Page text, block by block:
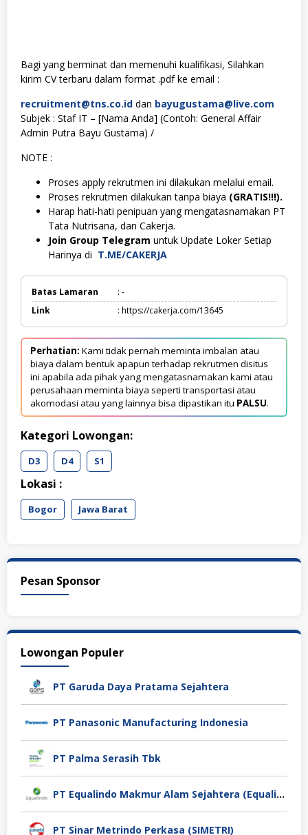
Bagi yang berminat dan memenuhi kualifikasi, Silahkan
kirim CV terbaru dalam format .pdf ke email :
recruitment@tns.co.id dan bayugustama@live.com
Subjek : Staf IT – [Nama Anda] (Contoh: General Affair
Admin Putra Bayu Gustama) /
NOTE :
Proses apply rekrutmen ini dilakukan melalui email.
Proses rekrutmen dilakukan tanpa biaya (GRATIS!!!).
Harap hati-hati penipuan yang mengatasnamakan PT
Tata Nutrisana, dan Cakerja.
Join Group Telegram untuk Update Loker Setiap
Harinya di T.ME/CAKERJA
Batas Lamaran
: -
Link
: https://cakerja.com/13645
Perhatian: Kami tidak pernah meminta imbalan atau
biaya dalam bentuk apapun terhadap rekrutmen disitus
ini apabila ada pihak yang mengatasnamakan kami atau
perusahaan meminta biaya seperti transportasi atau
akomodasi atau yang lainnya bisa dipastikan itu PALSU.
Kategori Lowongan:
D3 D4 S1
Lokasi :
Bogor Jawa Barat
Pesan Sponsor
Lowongan Populer
PT Garuda Daya Pratama Sejahtera
PT Panasonic Manufacturing Indonesia
PT Palma Serasih Tbk
PT Equalindo Makmur Alam Sejahtera (Equalindo Group)
PT Sinar Metrindo Perkasa (SIMETRI)